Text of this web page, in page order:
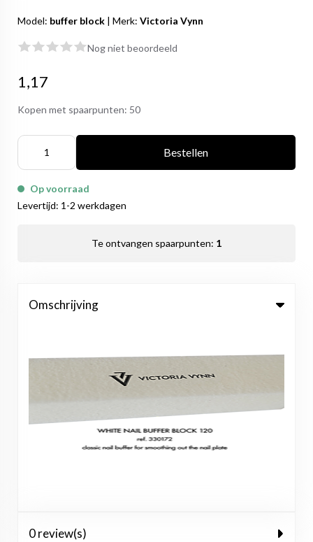
Model: buffer block | Merk: Victoria Vynn
Nog niet beoordeeld
1,17
Kopen met spaarpunten: 50
Bestellen
Op voorraad
Levertijd: 1-2 werkdagen
Te ontvangen spaarpunten: 1
Omschrijving
0 review(s)